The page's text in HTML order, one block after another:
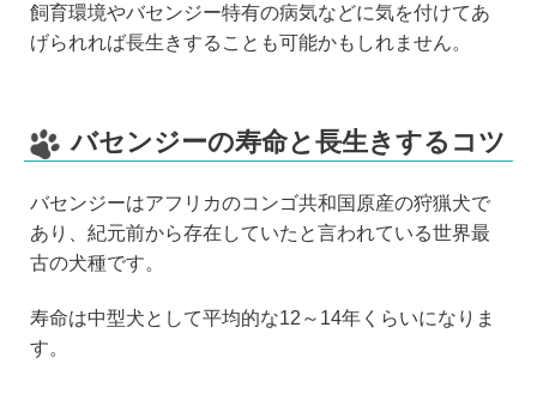
飼育環境やバセンジー特有の病気などに気を付けてあ
げられれば長生きすることも可能かもしれません。
バセンジーの寿命と長生きするコツ
バセンジーはアフリカのコンゴ共和国原産の狩猟犬で
あり、紀元前から存在していたと言われている世界最
古の犬種です。
寿命は中型犬として平均的な12～14年くらいになりま
す。